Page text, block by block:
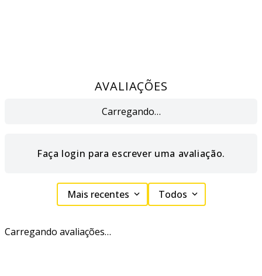
AVALIAÇÕES
Carregando…
Faça login para escrever uma avaliação.
Mais recentes Todos
Carregando avaliações…